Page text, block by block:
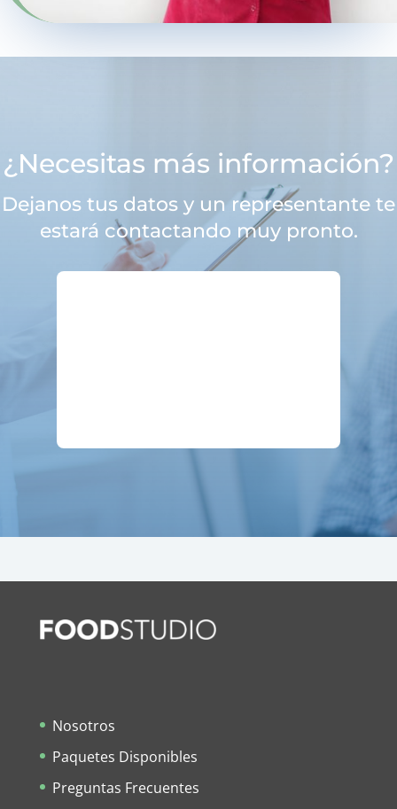
¿Necesitas más información?
Dejanos tus datos y un representante te
estará contactando muy pronto.
Nosotros
Paquetes Disponibles
Preguntas Frecuentes